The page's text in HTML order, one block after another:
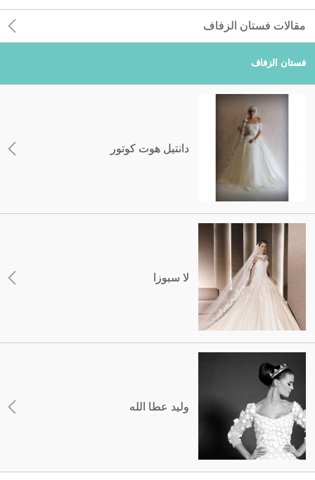
مقالات فستان الزفاف
فستان الزفاف
دانتيل هوت كوتور
لا سبوزا
وليد عطا الله